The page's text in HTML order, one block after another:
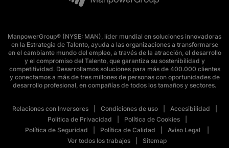
ManpowerGroup® (NYSE: MAN), líder mundial en soluciones innovadoras
en la Estrategia de Talento, ayuda a las organizaciones a transformarse
en el cambiante mundo del empleo, a través de la atracción, el desarrollo
y el compromiso del Talento, que garantiza su sostenibilidad y
competitividad. Desarrollamos soluciones para más de 400.000 clientes
y conectamos a más de tres millones de personas con oportunidades de
desarrollo profesional, en compañías de todos los tamaños y sectores.
Relaciones con Inversores Condiciones de uso
Accesibilidad
Política de Privacidad
Política de Cookies
Política de Seguridad
Política de Calidad
Aviso Legal
Ver todos los trabajos
Sitemap